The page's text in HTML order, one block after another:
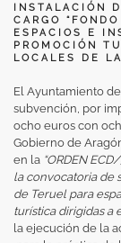
INSTALACIÓN
CARGO
ESPACIOS E
PROMOCIÓN
LOCALES DE
El Ayuntamiento
subvención, por
ocho euros con
Gobierno de
en la “ORDEN
la convocatoria de
de Teruel para
turística dirigidas a
la ejecución de la